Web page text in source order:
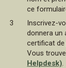
ce
Inscrivez-
donnera un
certificat de
Vous
Helpdesk).